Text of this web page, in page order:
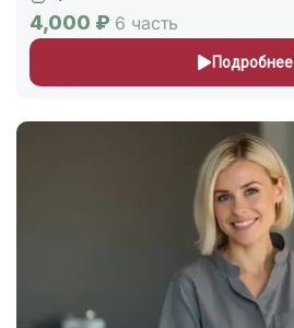
4,000 ₽ 6 часть
Подробнее